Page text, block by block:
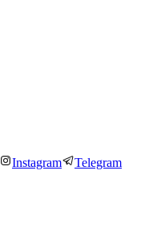
Instagram Telegram